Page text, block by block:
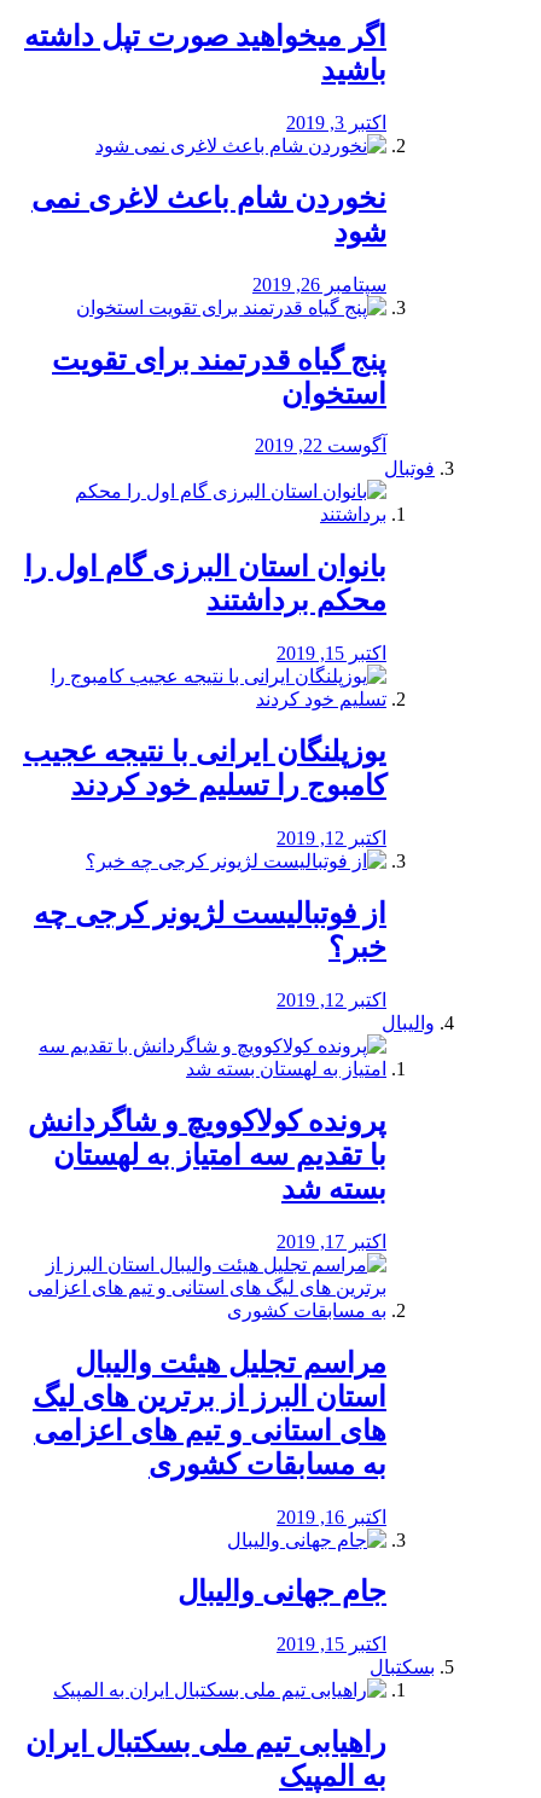
اگر میخواهید صورت تپل داشته
باشید
اکتبر 3, 2019
نخوردن شام باعث لاغری نمی
‌شود
سپتامبر 26, 2019
پنج گیاه قدرتمند برای تقویت
استخوان
آگوست 22, 2019
فوتبال
بانوان استان البرزی گام اول را
محكم برداشتند
اکتبر 15, 2019
یوزپلنگان ایرانی با نتیجه عجیب
کامبوج را تسلیم خود کردند
اکتبر 12, 2019
از فوتبالیست لژیونر کرجی چه
خبر؟
اکتبر 12, 2019
والیبال
پرونده کولاکوویچ و شاگردانش
با تقدیم سه امتیاز به لهستان
بسته شد
اکتبر 17, 2019
مراسم تجلیل هیئت والیبال
استان البرز از برترین های لیگ
های استانی و تیم های اعزامی
به مسابقات کشوری
اکتبر 16, 2019
جام جهانی والیبال
اکتبر 15, 2019
بسکتبال
راهیابی تیم ملی بسکتبال ایران
به المپیک